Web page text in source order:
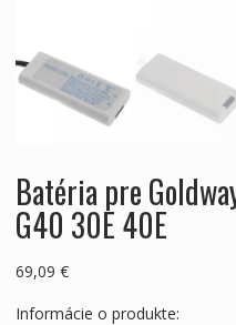
Batéria pre
G40 30E 40E
69,09 €
Informácie o produkte: